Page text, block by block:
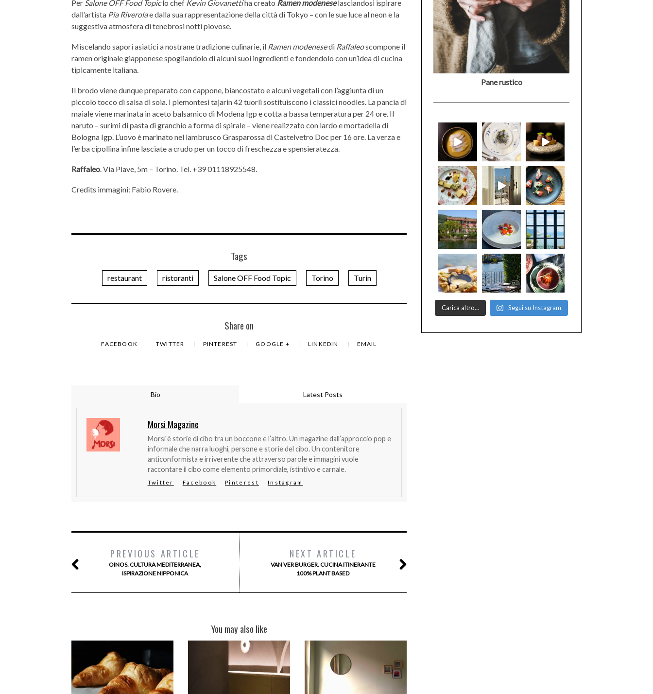
Per Salone OFF Food Topiclo chef Kevin Giovanettiha creato Ramen modeneselasciandosi ispirare
dall’artista Pia Riverolae dalla sua rappresentazione della città di Tokyo – con le sue luce al neon e la
suggestiva atmosfera di tenebrosi notti piovose.
Miscelando sapori asiatici a nostrane tradizione culinarie, il Ramen modenesedi Raffaleoscompone il
ramen originale giapponese spogliandolo di alcuni suoi ingredienti e fondendolo con un’idea di cucina
tipicamente italiana.
Il brodo viene dunque preparato con cappone, biancostato e alcuni vegetali con l’aggiunta di un
piccolo tocco di salsa di soia. I piemontesi tajarin 42 tuorli sostituiscono i classici noodles. La pancia di
maiale viene marinata in aceto balsamico di Modena Igp e cotta a bassa temperatura per 24 ore. Il
naruto – surimi di pasta di granchio a forma di spirale – viene realizzato con lardo e mortadella di
Bologna Igp. L’uovo è marinato nel lambrusco Grasparossa di Castelvetro Doc per 16 ore. La verza e
l’erba cipollina infine lasciate a crudo per un tocco di freschezza e spensieratezza.
Raffaleo. Via Piave, 5m – Torino. Tel. +39 01118925548.
Credits immagini: Fabio Rovere.
Tags
restaurant ristoranti Salone OFF Food Topic Torino Turin
Share on
FACEBOOK TWITTER PINTEREST GOOGLE + LINKEDIN EMAIL
Bio Latest Posts
Morsi Magazine
Morsi è storie di cibo tra un boccone e l’altro. Un magazine dall’approccio pop e
informale che narra luoghi, persone e storie del cibo. Un contenitore
anticonformista e irriverente che attraverso parole e immagini vuole
raccontare il cibo come elemento primordiale, istintivo e carnale.
Twitter Facebook Pinterest Instagram
PREVIOUS ARTICLE
OINOS. CULTURA MEDITERRANEA,
ISPIRAZIONE NIPPONICA
NEXT ARTICLE
VAN VER BURGER. CUCINA ITINERANTE
100% PLANT BASED
You may also like
Pane rustico
Carica altro… Segui su Instagram